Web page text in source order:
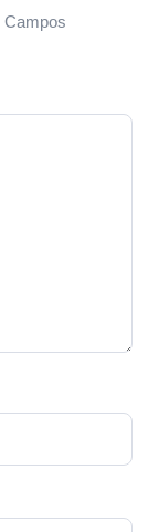
Campos